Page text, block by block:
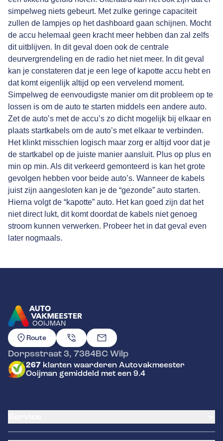
simpelweg niets gebeurt. Met zulke geringe capaciteit
zullen de lampjes op het dashboard gaan schijnen. Mocht
de accu helemaal geen kracht meer hebben dan zal zelfs
dit uitblijven. In dit geval doen ook de centrale
deurvergrendeling en de radio het niet meer. In dit geval
kan je constateren dat je een lege of kapotte accu hebt en
dat komt eigenlijk altijd op een vervelend moment.
Simpelweg de eenvoudigste manier om dit probleem op te
lossen is om de auto te starten middels een andere auto.
Zet de auto’s met de accu’s zo dicht mogelijk bij elkaar en
plaats startkabels om de auto’s met elkaar te verbinden.
Het klinkt misschien logisch maar zorg er altijd voor dat je
de startkabel op de juiste manier aansluit. Plus op plus en
min op min. Als dit verkeerd gemonteerd is kan het grote
gevolgen hebben voor beide auto’s. Wanneer de kabels
juist zijn aangesloten kan je de “gezonde” auto starten.
Hierna volgt de “kapotte” auto. Het kan goed zijn dat het
niet direct lukt, dit komt doordat de kabels niet genoeg
stroom kunnen verwerken. Probeer het in dat geval even
later nogmaals.
OOIJMAN
GA NAAR DE HOMEPAGINA
Route
Dorpsstraat 3, 7384BC Wilp
267 klanten waarderen Autovakmeester
Ooijman gemiddeld met een 9.4